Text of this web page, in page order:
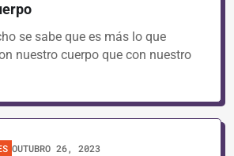
se sabe que es más lo que
nuestro cuerpo que con nuestro
OUTUBRO 26, 2023